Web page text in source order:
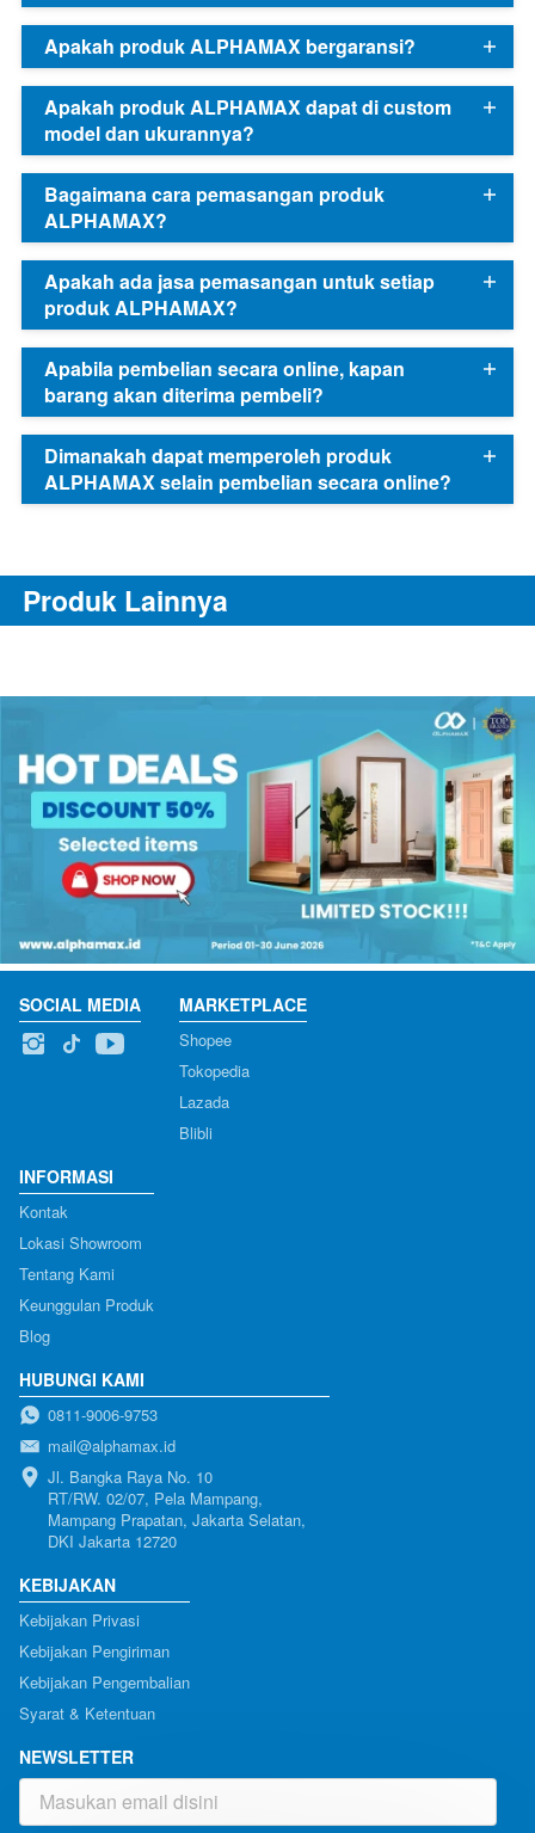
Apakah produk ALPHAMAX bergaransi?
Apakah produk ALPHAMAX dapat di custom
model dan ukurannya?
Bagaimana cara pemasangan produk
ALPHAMAX?
Apakah ada jasa pemasangan untuk setiap
produk ALPHAMAX?
Apabila pembelian secara online, kapan
barang akan diterima pembeli?
Dimanakah dapat memperoleh produk
ALPHAMAX selain pembelian secara online?
Produk Lainnya
SOCIAL MEDIA MARKETPLACE
Shopee
Tokopedia
Lazada
Blibli
INFORMASI
Kontak
Lokasi Showroom
Tentang Kami
Keunggulan Produk
Blog
HUBUNGI KAMI
0811-9006-9753
mail@alphamax.id
Jl. Bangka Raya No. 10
RT/RW. 02/07, Pela Mampang,
Mampang Prapatan, Jakarta Selatan,
DKI Jakarta 12720
KEBIJAKAN
Kebijakan Privasi
Kebijakan Pengiriman
Kebijakan Pengembalian
Syarat & Ketentuan
NEWSLETTER